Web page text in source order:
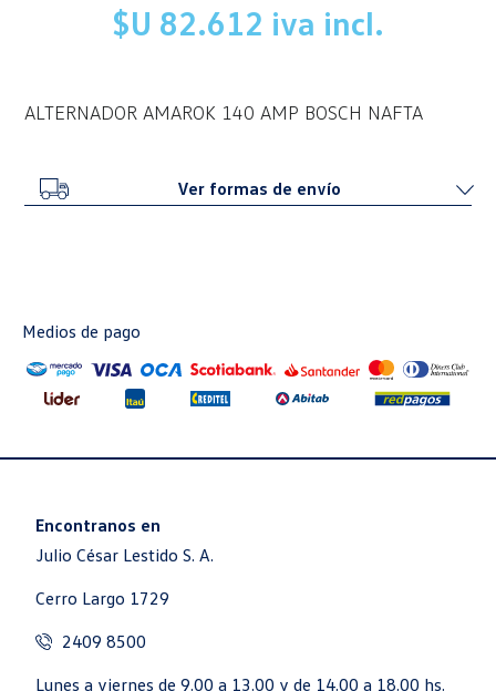
$U 82.612 iva incl.
ALTERNADOR AMAROK 140 AMP BOSCH NAFTA
Ver formas de envío
Medios de pago
Encontranos en
Julio César Lestido S. A.
Cerro Largo 1729
2409 8500
Lunes a viernes de 9.00 a 13.00 y de 14.00 a 18.00 hs.